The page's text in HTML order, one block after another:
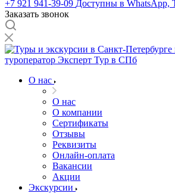
+7 921 941-39-09 Доступны в WhatsApp,
Заказать звонок
О нас
О нас
О компании
Сертификаты
Отзывы
Реквизиты
Онлайн-оплата
Вакансии
Акции
Экскурсии